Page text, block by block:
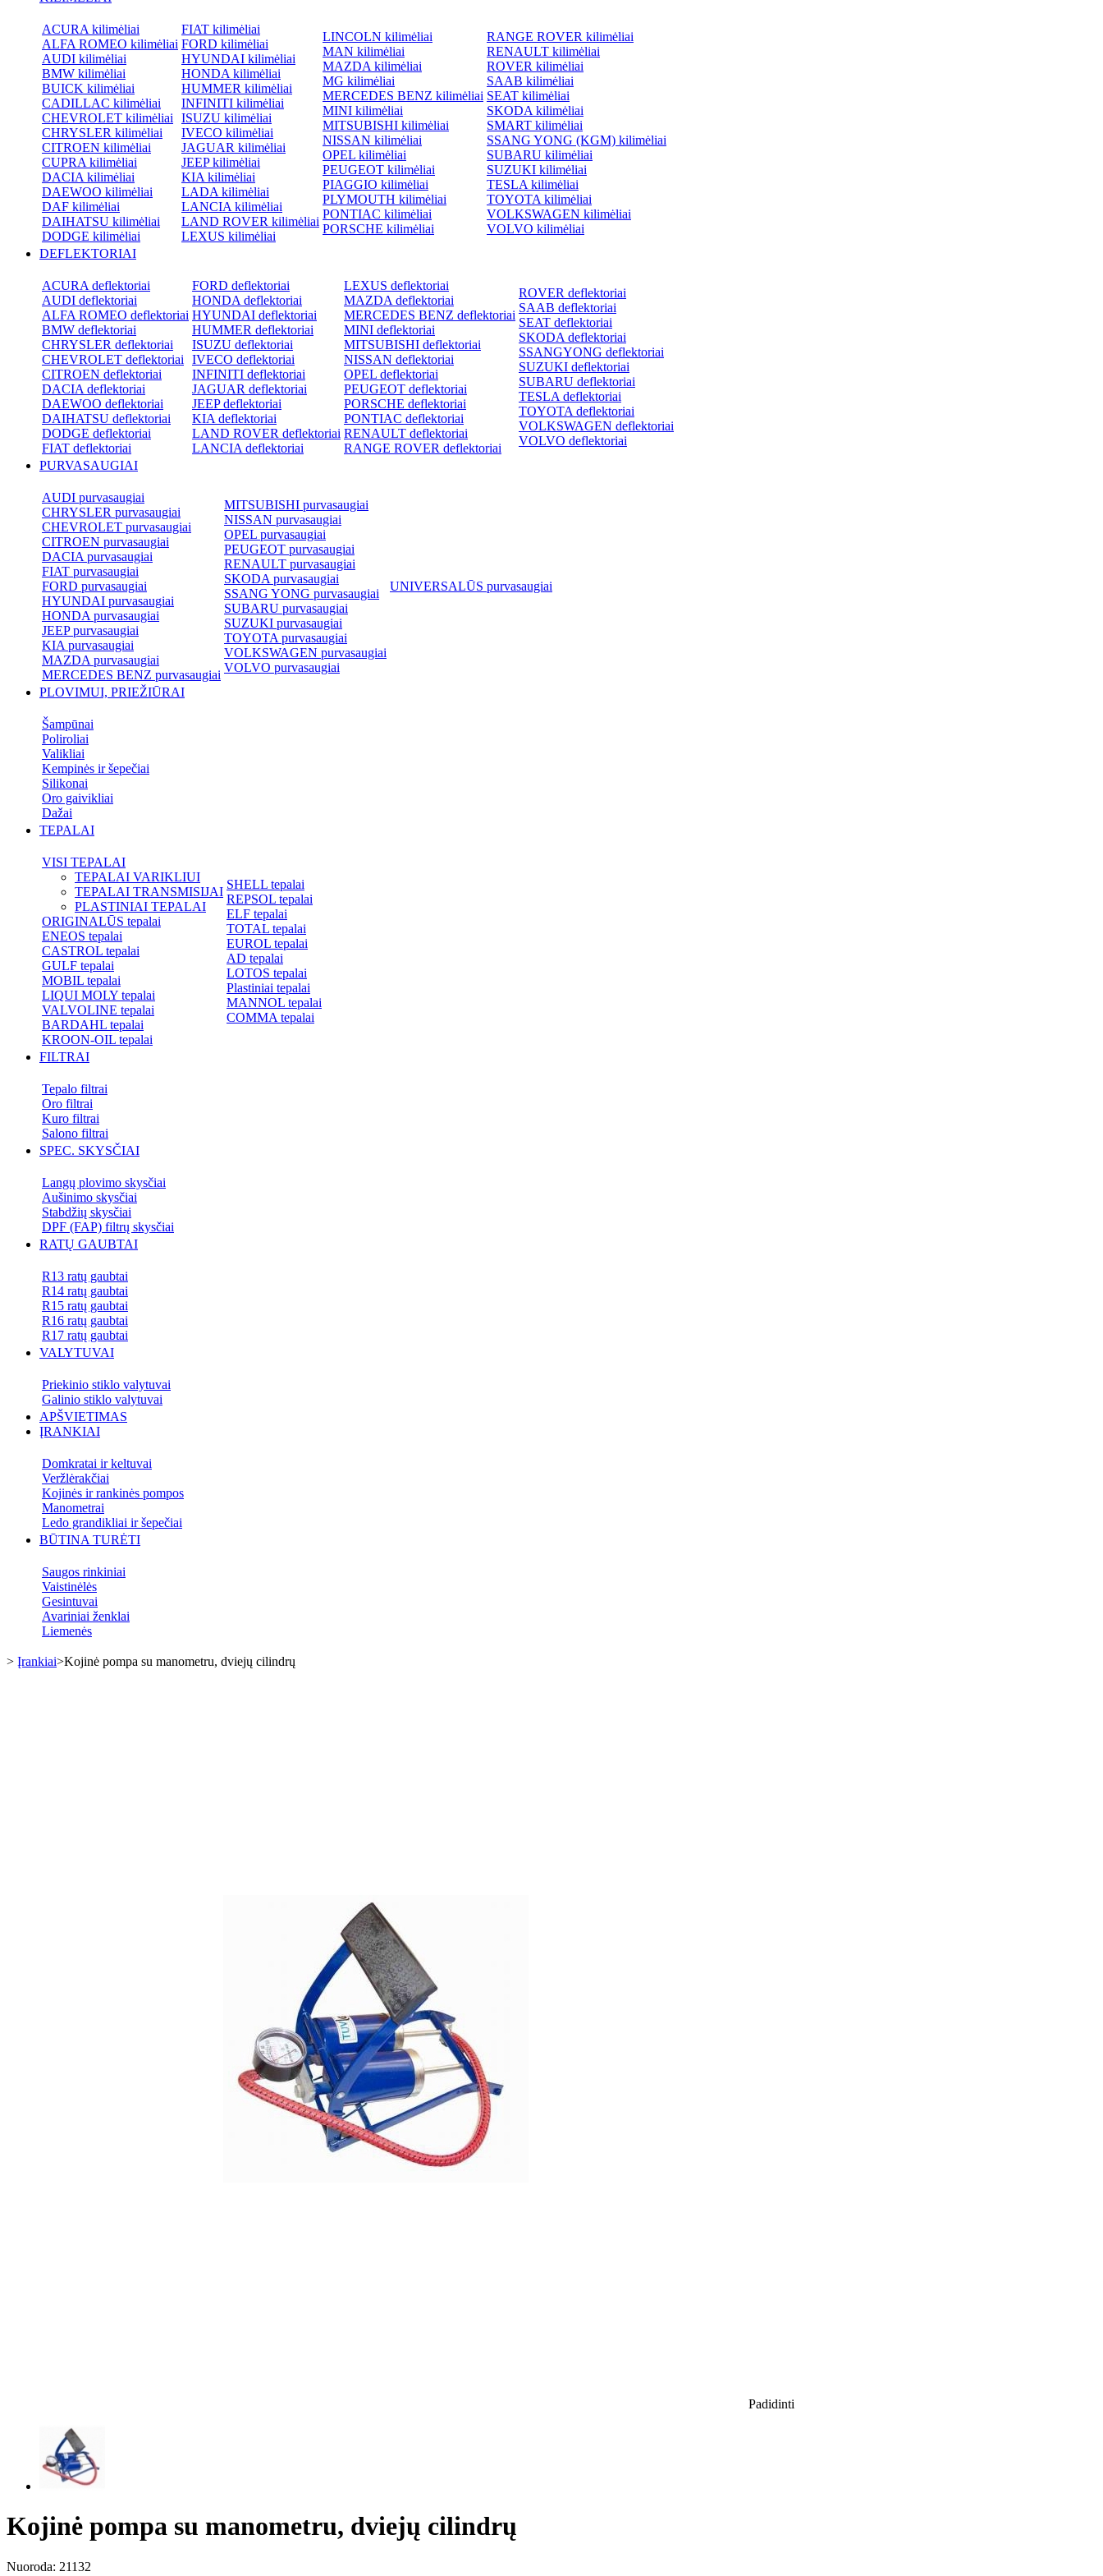
ACURA kilimėliai
ALFA ROMEO kilimėliai
AUDI kilimėliai
BMW kilimėliai
BUICK kilimėliai
CADILLAC kilimėliai
CHEVROLET kilimėliai
CHRYSLER kilimėliai
CITROEN kilimėliai
CUPRA kilimėliai
DACIA kilimėliai
DAEWOO kilimėliai
DAF kilimėliai
DAIHATSU kilimėliai
DODGE kilimėliai
FIAT kilimėliai
FORD kilimėliai
HYUNDAI kilimėliai
HONDA kilimėliai
HUMMER kilimėliai
INFINITI kilimėliai
ISUZU kilimėliai
IVECO kilimėliai
JAGUAR kilimėliai
JEEP kilimėliai
KIA kilimėliai
LADA kilimėliai
LANCIA kilimėliai
LAND ROVER kilimėliai
LEXUS kilimėliai
LINCOLN kilimėliai
MAN kilimėliai
MAZDA kilimėliai
MG kilimėliai
MERCEDES BENZ kilimėliai
MINI kilimėliai
MITSUBISHI kilimėliai
NISSAN kilimėliai
OPEL kilimėliai
PEUGEOT kilimėliai
PIAGGIO kilimėliai
PLYMOUTH kilimėliai
PONTIAC kilimėliai
PORSCHE kilimėliai
RANGE ROVER kilimėliai
RENAULT kilimėliai
ROVER kilimėliai
SAAB kilimėliai
SEAT kilimėliai
SKODA kilimėliai
SMART kilimėliai
SSANG YONG (KGM) kilimėliai
SUBARU kilimėliai
SUZUKI kilimėliai
TESLA kilimėliai
TOYOTA kilimėliai
VOLKSWAGEN kilimėliai
VOLVO kilimėliai
DEFLEKTORIAI
ACURA deflektoriai
AUDI deflektoriai
ALFA ROMEO deflektoriai
BMW deflektoriai
CHRYSLER deflektoriai
CHEVROLET deflektoriai
CITROEN deflektoriai
DACIA deflektoriai
DAEWOO deflektoriai
DAIHATSU deflektoriai
DODGE deflektoriai
FIAT deflektoriai
FORD deflektoriai
HONDA deflektoriai
HYUNDAI deflektoriai
HUMMER deflektoriai
ISUZU deflektoriai
IVECO deflektoriai
INFINITI deflektoriai
JAGUAR deflektoriai
JEEP deflektoriai
KIA deflektoriai
LAND ROVER deflektoriai
LANCIA deflektoriai
LEXUS deflektoriai
MAZDA deflektoriai
MERCEDES BENZ deflektoriai
MINI deflektoriai
MITSUBISHI deflektoriai
NISSAN deflektoriai
OPEL deflektoriai
PEUGEOT deflektoriai
PORSCHE deflektoriai
PONTIAC deflektoriai
RENAULT deflektoriai
RANGE ROVER deflektoriai
ROVER deflektoriai
SAAB deflektoriai
SEAT deflektoriai
SKODA deflektoriai
SSANGYONG deflektoriai
SUZUKI deflektoriai
SUBARU deflektoriai
TESLA deflektoriai
TOYOTA deflektoriai
VOLKSWAGEN deflektoriai
VOLVO deflektoriai
PURVASAUGIAI
AUDI purvasaugiai
CHRYSLER purvasaugiai
CHEVROLET purvasaugiai
CITROEN purvasaugiai
DACIA purvasaugiai
FIAT purvasaugiai
FORD purvasaugiai
HYUNDAI purvasaugiai
HONDA purvasaugiai
JEEP purvasaugiai
KIA purvasaugiai
MAZDA purvasaugiai
MERCEDES BENZ purvasaugiai
MITSUBISHI purvasaugiai
NISSAN purvasaugiai
OPEL purvasaugiai
PEUGEOT purvasaugiai
RENAULT purvasaugiai
SKODA purvasaugiai
SSANG YONG purvasaugiai
SUBARU purvasaugiai
SUZUKI purvasaugiai
TOYOTA purvasaugiai
VOLKSWAGEN purvasaugiai
VOLVO purvasaugiai
UNIVERSALŪS purvasaugiai
PLOVIMUI, PRIEŽIŪRAI
Šampūnai
Poliroliai
Valikliai
Kempinės ir šepečiai
Silikonai
Oro gaivikliai
Dažai
TEPALAI
VISI TEPALAI
TEPALAI VARIKLIUI
TEPALAI TRANSMISIJAI
PLASTINIAI TEPALAI
ORIGINALŪS tepalai
ENEOS tepalai
CASTROL tepalai
GULF tepalai
MOBIL tepalai
LIQUI MOLY tepalai
VALVOLINE tepalai
BARDAHL tepalai
KROON-OIL tepalai
SHELL tepalai
REPSOL tepalai
ELF tepalai
TOTAL tepalai
EUROL tepalai
AD tepalai
LOTOS tepalai
Plastiniai tepalai
MANNOL tepalai
COMMA tepalai
FILTRAI
Tepalo filtrai
Oro filtrai
Kuro filtrai
Salono filtrai
SPEC. SKYSČIAI
Langų plovimo skysčiai
Aušinimo skysčiai
Stabdžių skysčiai
DPF (FAP) filtrų skysčiai
RATŲ GAUBTAI
R13 ratų gaubtai
R14 ratų gaubtai
R15 ratų gaubtai
R16 ratų gaubtai
R17 ratų gaubtai
VALYTUVAI
Priekinio stiklo valytuvai
Galinio stiklo valytuvai
APŠVIETIMAS
ĮRANKIAI
Domkratai ir keltuvai
Veržlėrakčiai
Kojinės ir rankinės pompos
Manometrai
Ledo grandikliai ir šepečiai
BŪTINA TURĖTI
Saugos rinkiniai
Vaistinėlės
Gesintuvai
Avariniai ženklai
Liemenės
> Įrankiai>Kojinė pompa su manometru, dviejų cilindrų
Padidinti
Kojinė pompa su manometru, dviejų cilindrų
Nuoroda: 21132